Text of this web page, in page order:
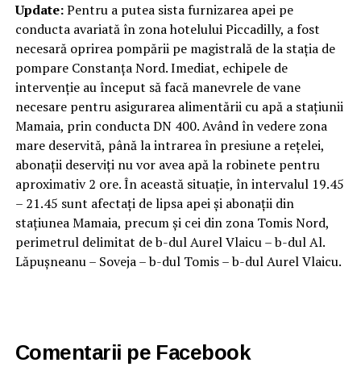
Update:Pentru a putea sista furnizarea apei pe
conducta avariată în zona hotelului Piccadilly, a fost
necesară oprirea pompării pe magistrală de la stația de
pompare Constanța Nord. Imediat, echipele de
intervenție au început să facă manevrele de vane
necesare pentru asigurarea alimentării cu apă a stațiunii
Mamaia, prin conducta DN 400. Având în vedere zona
mare deservită, până la intrarea în presiune a rețelei,
abonații deserviți nu vor avea apă la robinete pentru
aproximativ 2 ore. În această situație, în intervalul 19.45
– 21.45 sunt afectați de lipsa apei și abonații din
stațiunea Mamaia, precum și cei din zona Tomis Nord,
perimetrul delimitat de b-dul Aurel Vlaicu – b-dul Al.
Lăpușneanu – Soveja – b-dul Tomis – b-dul Aurel Vlaicu.
Comentarii pe Facebook